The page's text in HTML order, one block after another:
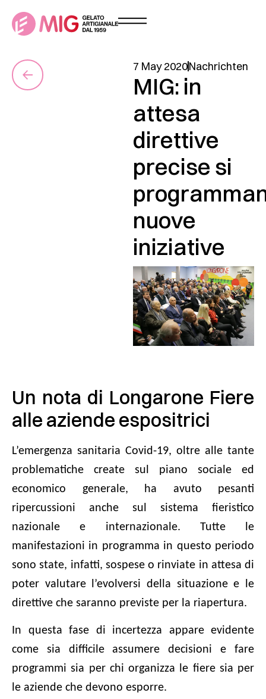
7 May 2020Nachrichten
MIG: in
attesa
direttive
precise si
nuove
iniziative
Un nota di Longarone Fiere
alle aziende espositrici
L’emergenza sanitaria Covid-19, oltre alle tante
problematiche create sul piano sociale ed
economico generale, ha avuto pesanti
ripercussioni anche sul sistema fieristico
nazionale e internazionale. Tutte le
manifestazioni in programma in questo periodo
sono state, infatti, sospese o rinviate in attesa di
poter valutare l’evolversi della situazione e le
direttive che saranno previste per la riapertura.
In questa fase di incertezza appare evidente
come sia difficile assumere decisioni e fare
programmi sia per chi organizza le fiere sia per
le aziende che devono esporre.